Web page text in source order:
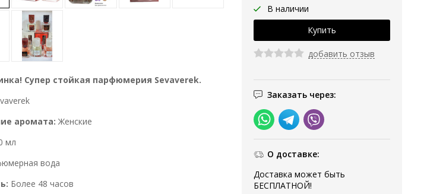
В наличии
добавить отзыв
Заказать через:
О доставке:
Доставка может быть
БЕСПЛАТНОЙ!
Супер стойкая парфюмерия Sevaverek.
аромата: Женские
мл
вода
Более 48 часов